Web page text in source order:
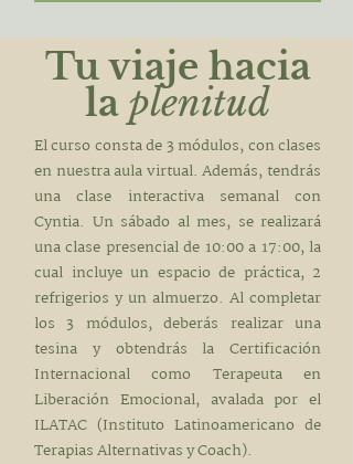
Tu viaje hacia
la plenitud
El curso consta de 3 módulos, con clases
en nuestra aula virtual. Además, tendrás
una clase interactiva semanal con
Cyntia. Un sábado al mes, se realizará
una clase presencial de 10:00 a 17:00, la
cual incluye un espacio de práctica, 2
refrigerios y un almuerzo. Al completar
los 3 módulos, deberás realizar una
tesina y obtendrás la Certificación
Internacional como Terapeuta en
Liberación Emocional, avalada por el
ILATAC (Instituto Latinoamericano de
Terapias Alternativas y Coach).